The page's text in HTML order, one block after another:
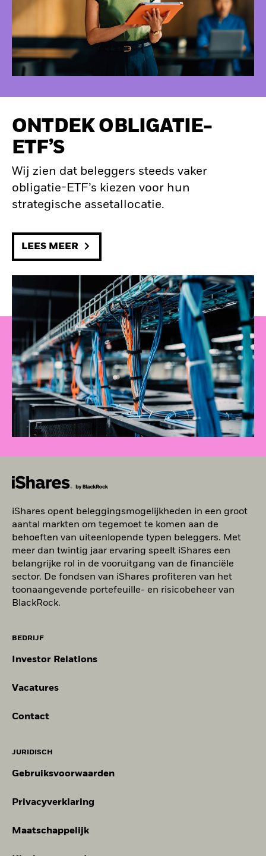
ONTDEK OBLIGATIE-
ETF’S
Wij zien dat beleggers steeds vaker
obligatie-ETF’s kiezen voor hun
strategische assetallocatie.
LEES MEER
iShares opent beleggingsmogelijkheden in een groot
aantal markten om tegemoet te komen aan de
behoeften van uiteenlopende typen beleggers. Met
meer dan twintig jaar ervaring speelt iShares een
belangrijke rol in de vooruitgang van de financiële
sector. De fondsen van iShares profiteren van het
toonaangevende portefeuille- en risicobeheer van
BlackRock.
BEDRIJF
Investor Relations
Vacatures
Contact
JURIDISCH
Gebruiksvoorwaarden
Privacyverklaring
Maatschappelijk